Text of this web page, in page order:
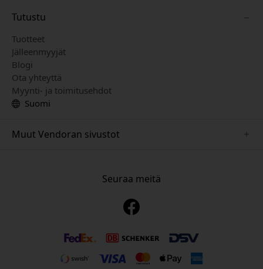
Tutustu
Tuotteet
Jälleenmyyjät
Blogi
Ota yhteyttä
Myynti- ja toimitusehdot
Suomi
Muut Vendoran sivustot
www.myfirst.se
Seuraa meitä